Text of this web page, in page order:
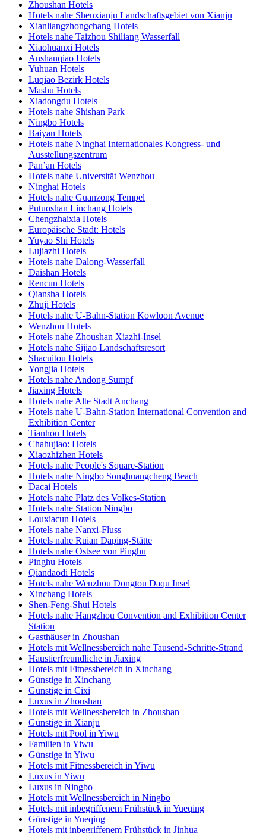
Zhoushan Hotels
Hotels nahe Shenxianju Landschaftsgebiet von Xianju
Xianliangzhongchang Hotels
Hotels nahe Taizhou Shiliang Wasserfall
Xiaohuanxi Hotels
Anshanqiao Hotels
Yuhuan Hotels
Luqiao Bezirk Hotels
Mashu Hotels
Xiadongdu Hotels
Hotels nahe Shishan Park
Ningbo Hotels
Baiyan Hotels
Hotels nahe Ninghai Internationales Kongress- und
Ausstellungszentrum
Pan’an Hotels
Hotels nahe Universität Wenzhou
Ninghai Hotels
Hotels nahe Guanzong Tempel
Putuoshan Linchang Hotels
Chengzhaixia Hotels
Europäische Stadt: Hotels
Yuyao Shi Hotels
Lujiazhi Hotels
Hotels nahe Dalong-Wasserfall
Daishan Hotels
Rencun Hotels
Qiansha Hotels
Zhuji Hotels
Hotels nahe U-Bahn-Station Kowloon Avenue
Wenzhou Hotels
Hotels nahe Zhoushan Xiazhi-Insel
Hotels nahe Sijiao Landschaftsresort
Shacuitou Hotels
Yongjia Hotels
Hotels nahe Andong Sumpf
Jiaxing Hotels
Hotels nahe Alte Stadt Anchang
Hotels nahe U-Bahn-Station International Convention and
Exhibition Center
Tianhou Hotels
Chahujiao: Hotels
Xiaozhizhen Hotels
Hotels nahe People's Square-Station
Hotels nahe Ningbo Songhuangcheng Beach
Dacai Hotels
Hotels nahe Platz des Volkes-Station
Hotels nahe Station Ningbo
Louxiacun Hotels
Hotels nahe Nanxi-Fluss
Hotels nahe Ruian Daping-Stätte
Hotels nahe Ostsee von Pinghu
Pinghu Hotels
Qiandaodi Hotels
Hotels nahe Wenzhou Dongtou Daqu Insel
Xinchang Hotels
Shen-Feng-Shui Hotels
Hotels nahe Hangzhou Convention and Exhibition Center
Station
Gasthäuser in Zhoushan
Hotels mit Wellnessbereich nahe Tausend-Schritte-Strand
Haustierfreundliche in Jiaxing
Hotels mit Fitnessbereich in Xinchang
Günstige in Xinchang
Günstige in Cixi
Luxus in Zhoushan
Hotels mit Wellnessbereich in Zhoushan
Günstige in Xianju
Hotels mit Pool in Yiwu
Familien in Yiwu
Günstige in Yiwu
Hotels mit Fitnessbereich in Yiwu
Luxus in Yiwu
Luxus in Ningbo
Hotels mit Wellnessbereich in Ningbo
Hotels mit inbegriffenem Frühstück in Yueqing
Günstige in Yueqing
Hotels mit inbegriffenem Frühstück in Jinhua